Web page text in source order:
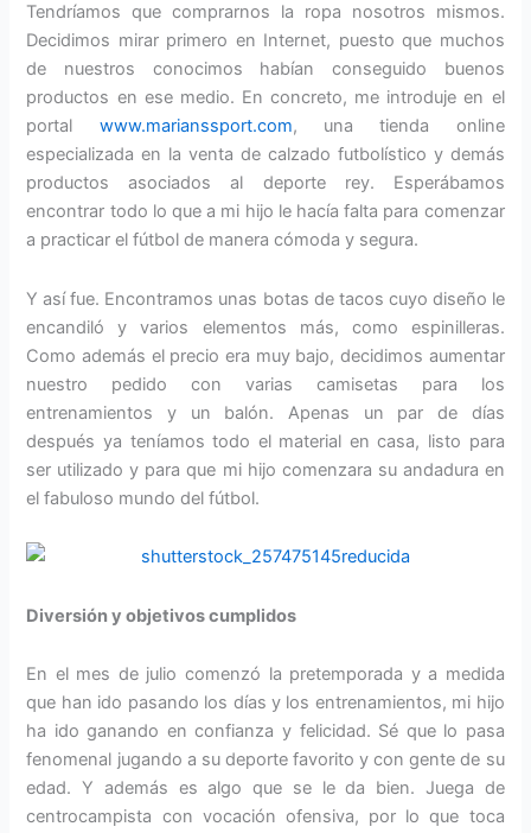
Tendríamos que comprarnos la ropa nosotros mismos.
Decidimos mirar primero en Internet, puesto que muchos
de nuestros conocimos habían conseguido buenos
productos en ese medio. En concreto, me introduje en el
portal www.marianssport.com, una tienda online
especializada en la venta de calzado futbolístico y demás
productos asociados al deporte rey. Esperábamos
encontrar todo lo que a mi hijo le hacía falta para comenzar
a practicar el fútbol de manera cómoda y segura.
Y así fue. Encontramos unas botas de tacos cuyo diseño le
encandiló y varios elementos más, como espinilleras.
Como además el precio era muy bajo, decidimos aumentar
nuestro pedido con varias camisetas para los
entrenamientos y un balón. Apenas un par de días
después ya teníamos todo el material en casa, listo para
ser utilizado y para que mi hijo comenzara su andadura en
el fabuloso mundo del fútbol.
Diversión y objetivos cumplidos
En el mes de julio comenzó la pretemporada y a medida
que han ido pasando los días y los entrenamientos, mi hijo
ha ido ganando en confianza y felicidad. Sé que lo pasa
fenomenal jugando a su deporte favorito y con gente de su
edad. Y además es algo que se le da bien. Juega de
centrocampista con vocación ofensiva, por lo que toca